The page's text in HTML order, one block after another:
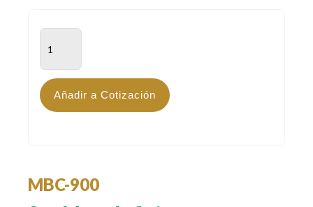
MBC-900
MBC-
900
Añadir a Cotización